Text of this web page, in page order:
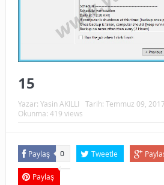
15
Yazar: Yasin AKILLI Tarih: Temmuz 09, 2017
Okunma: 419 views
Paylaş 0 Tweetle
Paylaş